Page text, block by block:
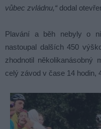
vůbec zvládnu,“ dodal
Plavání a běh nebyly o
nastoupal dalších 450
zhodnotil několikanásobný
celý závod v čase 14 hodin,